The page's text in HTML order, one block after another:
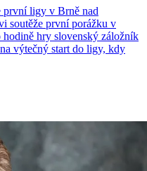
první ligy v Brně nad
soutěže první porážku v
hry slovenský záložník
výtečný start do ligy, kdy